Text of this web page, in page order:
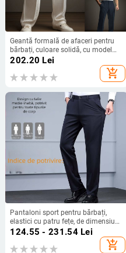
Geantă formală de afaceri pentru
bărbați, culoare solidă, cu model
waffle, cu față oblică, dreaptă,
casual, pantaloni la modă pentru
vacanță
202.20 Lei
add_shopping_cart
Pantaloni sport pentru bărbați,
elastici cu patru fețe, de dimensiuni
mari, pentru bărbați, casual, drepți,
largi, plus pantaloni groși pentru
bărbați, toamna și iarna, pantaloni
124.55 - 231.54Lei
add_shopping_cart